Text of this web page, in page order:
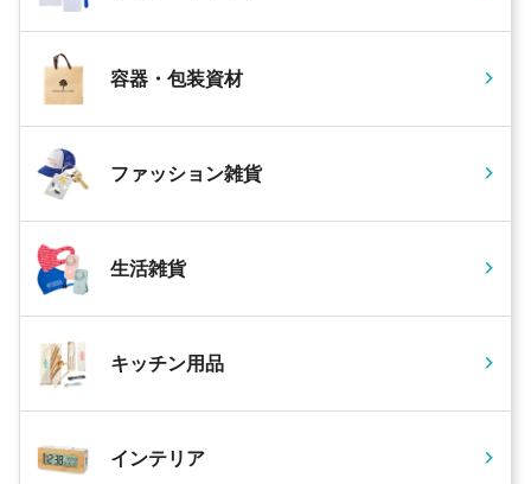
容器・包装資材
ファッション雑貨
生活雑貨
キッチン用品
インテリア